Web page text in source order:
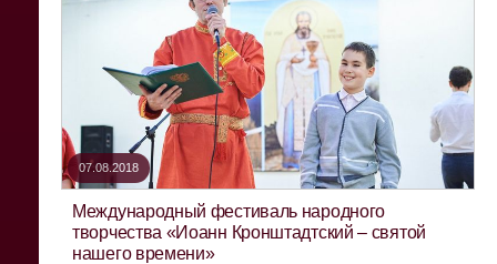
07.08.2018
Международный фестиваль народного
творчества «Иоанн Кронштадтский – святой
нашего времени»